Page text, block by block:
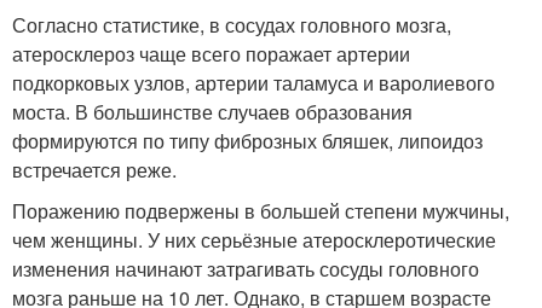
Согласно статистике, в сосудах головного мозга,
атеросклероз чаще всего поражает артерии
подкорковых узлов, артерии таламуса и варолиевого
моста. В большинстве случаев образования
формируются по типу фиброзных бляшек, липоидоз
встречается реже.
Поражению подвержены в большей степени мужчины,
чем женщины. У них серьёзные атеросклеротические
изменения начинают затрагивать сосуды головного
мозга раньше на 10 лет. Однако, в старшем возрасте